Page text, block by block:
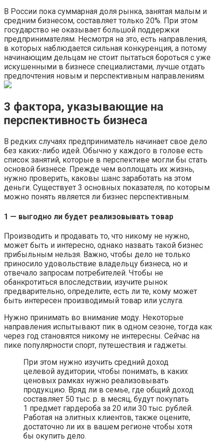
В России пока суммарная доля рынка, занятая малым и
средним бизнесом, составляет только 20%. При этом
государство не оказывает большой поддержки
предпринимателям. Несмотря на это, есть направления,
в которых наблюдается сильная конкуренция, а потому
начинающим дельцам не стоит пытаться бороться с уже
искушенными в бизнесе специалистами, лучше отдать
предпочтения новым и перспективным направлениям.
3 фактора, указывающие на
перспективность бизнеса
В редких случаях предприниматель начинает свое дело
без каких-либо идей. Обычно у каждого в голове есть
список занятий, которые в перспективе могли бы стать
основой бизнесе. Прежде чем воплощать их жизнь,
нужно проверить, каковы шанс заработать на этом
деньги. Существует 3 основных показателя, по которым
можно понять является ли бизнес перспективным.
1 — выгодно ли будет реализовывать товар
Производить и продавать то, что никому не нужно,
может быть и интересно, однако назвать такой бизнес
прибыльным нельзя. Важно, чтобы дело не только
приносило удовольствие владельцу бизнеса, но и
отвечало запросам потребителей. Чтобы не
обанкротиться впоследствии, изучите рынок
предварительно, определите, есть ли те, кому может
быть интересен производимый товар или услуга.
Нужно принимать во внимание моду. Некоторые
направления испытывают пик в одном сезоне, тогда как
через год становятся никому не интересны. Сейчас на
пике популярности спорт, путешествия и гаджеты.
При этом нужно изучить средний доход
целевой аудитории, чтобы понимать, в каких
ценовых рамках нужно реализовывать
продукцию. Вряд ли в семье, где общий доход
составляет 50 тыс. р. в месяц, будут покупать
1 предмет гардероба за 20 или 30 тыс. рублей.
Работая на элитных клиентов, также оцените,
достаточно ли их в вашем регионе чтобы хотя
бы окупить дело.